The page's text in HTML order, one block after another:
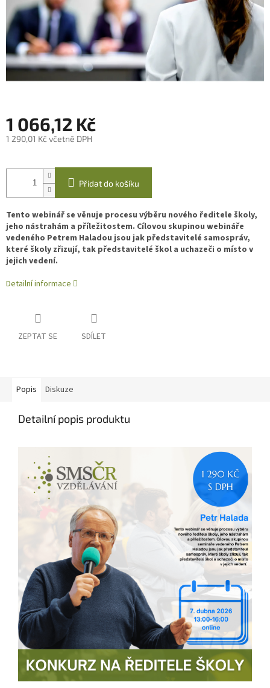
1 066,12 Kč
1 290,01 Kč včetně DPH
cena:
Přidat do košíku
Tento webinář se věnuje procesu výběru nového ředitele školy,
jeho nástrahám a příležitostem. Cílovou skupinou webináře
vedeného Petrem Haladou jsou jak představitelé samospráv,
které školy zřizují, tak představitelé škol a uchazeči o místo v
jejich vedení.
Detailní informace
ZEPTAT SE SDÍLET
Popis Diskuze
Detailní popis produktu